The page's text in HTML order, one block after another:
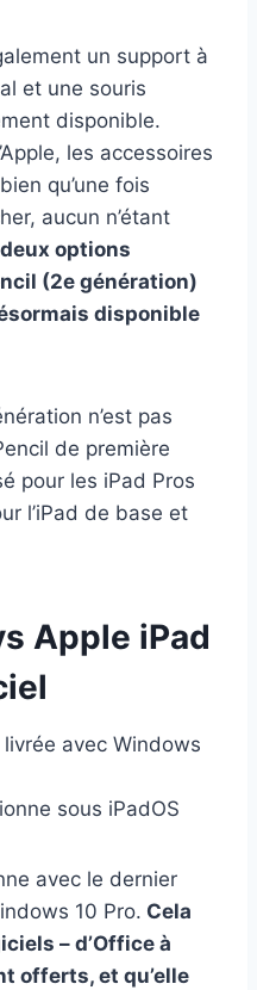
un support à
et une souris
disponible.
les accessoires
qu’une fois
aucun n’étant
options
(2e génération)
disponible
n’est pas
de première
pour les iPad Pros
l’iPad de base et
Apple iPad
avec Windows
sous iPadOS
avec le dernier
10 Pro. Cela
– d’Office à
offerts, et qu’elle